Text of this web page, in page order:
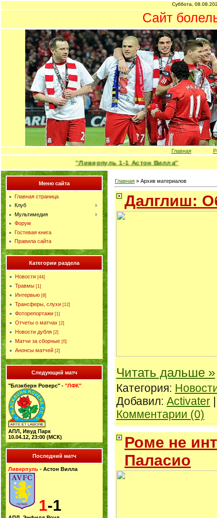
Суббота,
Сайт
Главная
"Ливерпуль 1-1 Астон Вилла"
Меню сайта
Главная страница
Клуб
Мультимедия
Форум
Гостевая книга
Правила сайта
Категории раздела
Новости [44]
Травмы [1]
Интервью [8]
Трансферы, слухи [12]
Фоторепортажи [1]
Отчеты о матчах [2]
Новости дубля [2]
Матчи за сборные [0]
Анонсы матчей [2]
Следующий матч
"Блэкберн Роверс" - "ЛФК"
АПЛ, Ивуд Парк
10.04.12, 23:00 (МСК)
Последний матч
Ливерпуль - Астон Вилла
1-1
Главная » Архив материалов
Далглиш:
Читать дальше »
Категория:
Добавил: Activater
Комментарии (0)
Роме не
Паласио